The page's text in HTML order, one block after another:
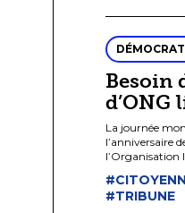
Besoin
d’ONG
La journée
l’anniversaire
l’Organisation
cette
que […]
#TRIBUNE